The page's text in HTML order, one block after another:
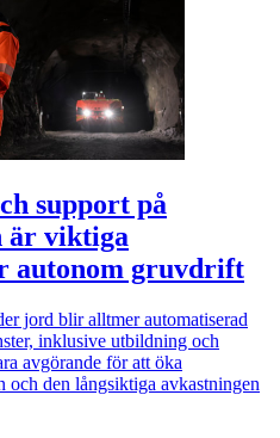
support på
är viktiga
autonom gruvdrift
jord blir alltmer automatiserad
inklusive utbildning och
avgörande för att öka
och den långsiktiga avkastningen